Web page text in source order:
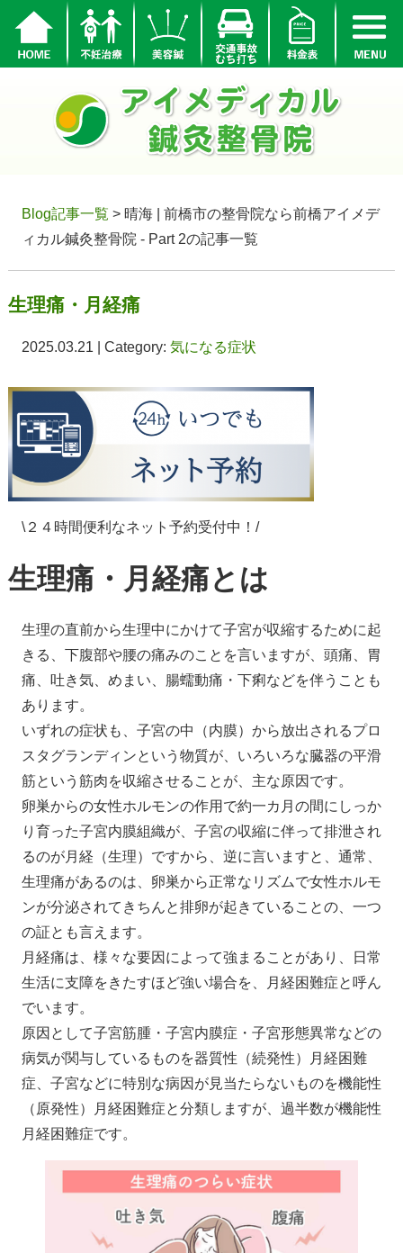
Blog記事一覧 > 晴海 | 前橋市の整骨院なら前橋アイメデ
ィカル鍼灸整骨院 - Part 2の記事一覧
生理痛・月経痛
2025.03.21 | Category: 気になる症状
\２４時間便利なネット予約受付中！/
生理痛・月経痛とは
生理の直前から生理中にかけて子宮が収縮するために起
きる、下腹部や腰の痛みのことを言いますが、頭痛、胃
痛、吐き気、めまい、腸蠕動痛・下痢などを伴うことも
あります。
いずれの症状も、子宮の中（内膜）から放出されるプロ
スタグランディンという物質が、いろいろな臓器の平滑
筋という筋肉を収縮させることが、主な原因です。
卵巣からの女性ホルモンの作用で約一カ月の間にしっか
り育った子宮内膜組織が、子宮の収縮に伴って排泄され
るのが月経（生理）ですから、逆に言いますと、通常、
生理痛があるのは、卵巣から正常なリズムで女性ホルモ
ンが分泌されてきちんと排卵が起きていることの、一つ
の証とも言えます。
月経痛は、様々な要因によって強まることがあり、日常
生活に支障をきたすほど強い場合を、月経困難症と呼ん
でいます。
原因として子宮筋腫・子宮内膜症・子宮形態異常などの
病気が関与しているものを器質性（続発性）月経困難
症、子宮などに特別な病因が見当たらないものを機能性
（原発性）月経困難症と分類しますが、過半数が機能性
月経困難症です。